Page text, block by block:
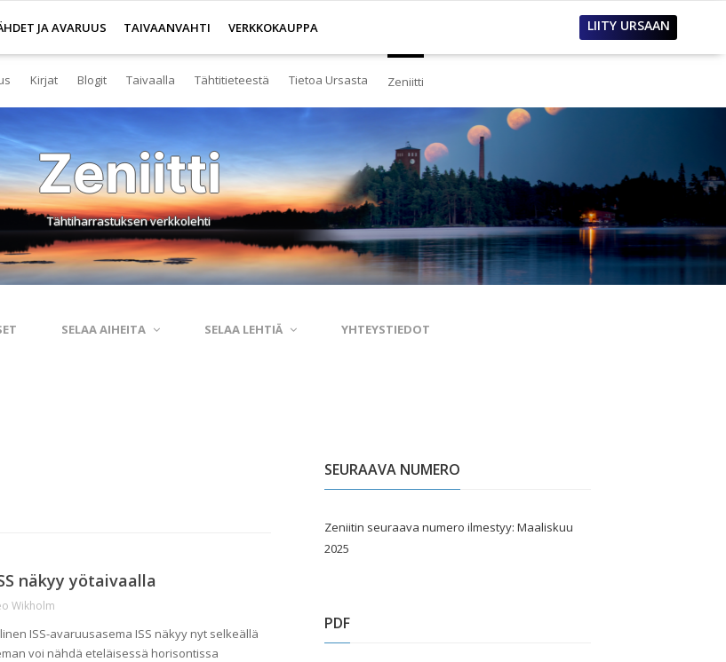
JA AVARUUS TAIVAANVAHTI VERKKOKAUPPA LIITY URSAAN
palveluista
harrastuksesta
Kaukoputkikauppa
Kirjat
Tuoreimmat
Kosmokseen kirjoitettua
Terveisiä kiertoradalta
Kraatterin reunalta
Eksoplaneetta hukassa
Blogit
Tähtitaivas
Tähtikartta
Tähtikartta classic
Havaintopaikat
Taivaan havaitseminen
Taivaalla
Usein kysyttyä
Aurinkokuntamalli
Aurinkokelloveistos
Tietokantoja ja sanastoja
Tähtitieteestä
Yleistä Ursasta
Hallinto
Talous
Avoimet työpaikat
Esitteet ja raportit
Tietoa Ursasta Zeniitti
Zeniitti
Tähtiharrastuksen verkkolehti
SELAA AIHEITA SELAA LEHTIÄ YHTEYSTIEDOT
näkyy yötaivaalla
Wikholm
ISS-avaruusasema ISS näkyy nyt selkeällä
voi nähdä eteläisessä horisontissa
SEURAAVA NUMERO
Zeniitin seuraava numero ilmestyy: Maaliskuu
2025
PDF